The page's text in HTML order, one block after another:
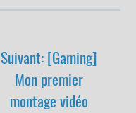
Suivant: [Gaming]
Mon premier
montage vidéo